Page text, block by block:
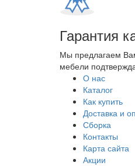
Гарантия
Мы предлагаем
мебели
О нас
Каталог
Как купить
Доставка и
Сборка
Контакты
Карта сайта
Акции